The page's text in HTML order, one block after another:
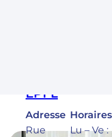
EPFL
Adresse
Rue
Horaires
Lu – Ve :